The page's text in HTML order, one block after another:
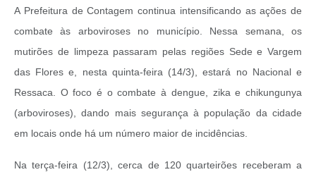
A Prefeitura de Contagem continua intensificando as ações de
combate às arboviroses no município. Nessa semana, os
mutirões de limpeza passaram pelas regiões Sede e Vargem
das Flores e, nesta quinta-feira (14/3), estará no Nacional e
Ressaca. O foco é o combate à dengue, zika e chikungunya
(arboviroses), dando mais segurança à população da cidade
em locais onde há um número maior de incidências.
Na terça-feira (12/3), cerca de 120 quarteirões receberam a